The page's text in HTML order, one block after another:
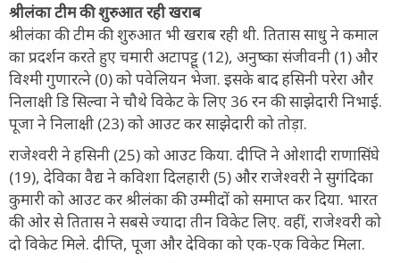
श्रीलंका टीम की शुरुआत रही खराब
श्रीलंका की टीम की शुरुआत भी खराब रही थी. तितास साधु ने कमाल
का प्रदर्शन करते हुए चमारी अटापट्टू (12), अनुष्का संजीवनी (1) और
विश्मी गुणारत्ने (0) को पवेलियन भेजा. इसके बाद हसिनी परेरा और
निलाक्षी डि सिल्वा ने चौथे विकेट के लिए 36 रन की साझेदारी निभाई.
पूजा ने निलाक्षी (23) को आउट कर साझेदारी को तोड़ा.
राजेश्वरी ने हसिनी (25) को आउट किया. दीप्ति ने ओशादी राणासिंघे
(19), देविका वैद्य ने कविशा दिलहारी (5) और राजेश्वरी ने सुगंदिका
कुमारी को आउट कर श्रीलंका की उम्मीदों को समाप्त कर दिया. भारत
की ओर से तितास ने सबसे ज्यादा तीन विकेट लिए. वहीं, राजेश्वरी को
दो विकेट मिले. दीप्ति, पूजा और देविका को एक-एक विकेट मिला.